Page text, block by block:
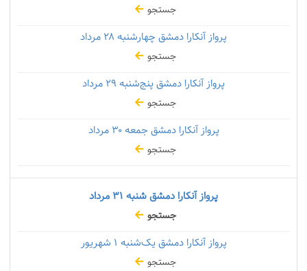
جستجو
پرواز آنکارا دمشق چهارشنبه
جستجو
پرواز آنکارا دمشق پنج‌شنبه
جستجو
پرواز آنکارا دمشق جمعه۳۰ مرداد
جستجو
پرواز آنکارا دمشق شنبه
جستجو
پرواز آنکارا دمشق یک‌شنبه
جستجو